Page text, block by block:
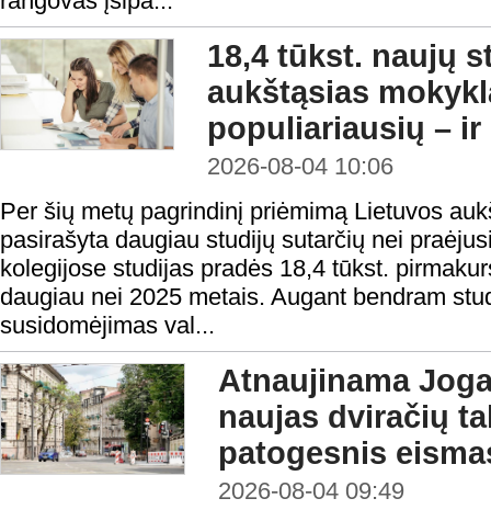
18,4 tūkst. naujų
aukštąsias
populiariausių –
2026-08-04 10:06
Per šių metų pagrindinį priėmimą Lietuvos
pasirašyta daugiau studijų sutarčių nei
kolegijose studijas pradės 18,4 tūkst.
daugiau nei 2025 metais. Augant bendram
susidomėjimas val...
Atnaujinama
naujas dviračių
patogesnis
2026-08-04 09:49